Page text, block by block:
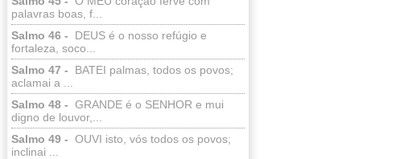
palavras boas, f...
Salmo 46 -
DEUS é o nosso refúgio e
fortaleza, soco...
Salmo 47 -
BATEI palmas, todos os povos;
aclamai a ...
Salmo 48 - GRANDE é o SENHOR e mui
digno de louvor,...
Salmo 49 - OUVI isto, vós todos os povos;
inclinai ...